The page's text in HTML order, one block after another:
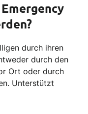
durch ihren
durch den
Ort oder durch
Unterstützt